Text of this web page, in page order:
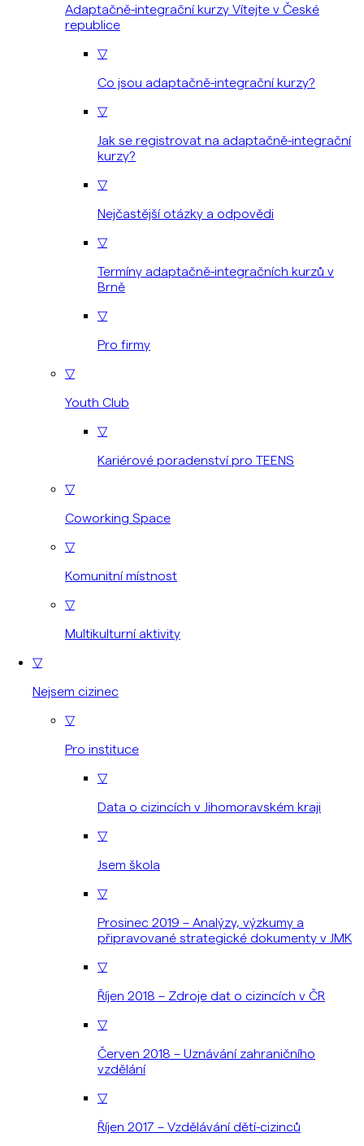
Adaptačně-integrační kurzy Vítejte v České
republice
▽
Co jsou adaptačně-integrační kurzy?
▽
Jak se registrovat na adaptačně-integrační
kurzy?
▽
Nejčastější otázky a odpovědi
▽
Termíny adaptačně-integračních kurzů v
Brně
▽
Pro firmy
▽
Youth Club
▽
Kariérové poradenství pro TEENS
▽
Coworking Space
▽
Komunitní místnost
▽
Multikulturní aktivity
▽
Nejsem cizinec
▽
Pro instituce
▽
Data o cizincích v Jihomoravském kraji
▽
Jsem škola
▽
Prosinec 2019 – Analýzy, výzkumy a
připravované strategické dokumenty v JMK
▽
Říjen 2018 – Zdroje dat o cizincích v ČR
▽
Červen 2018 – Uznávání zahraničního
vzdělání
▽
Říjen 2017 – Vzdělávání dětí-cizinců